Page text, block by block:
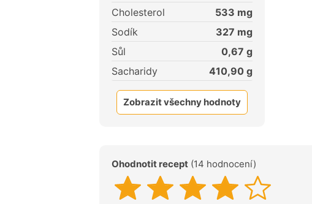
Cholesterol
533 mg
Sodík
327 mg
Sůl
0,67 g
Sacharidy
410,90 g
Zobrazit všechny hodnoty
Ohodnotit recept (14 hodnocení)